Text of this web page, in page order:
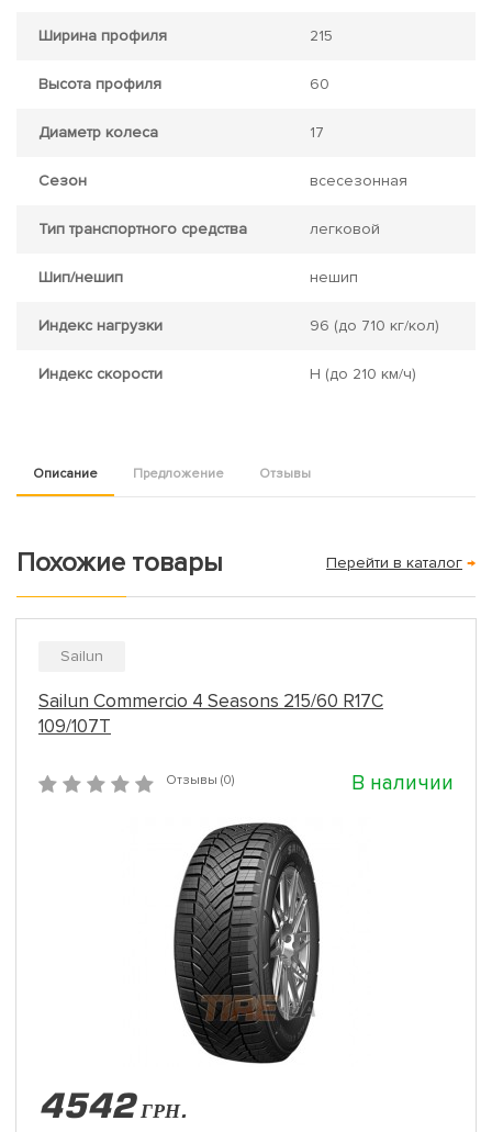
Ширина профиля 215
Высота профиля 60
Диаметр колеса 17
Сезон всесезонная
Тип транспортного средства легковой
Шип/нешип нешип
Индекс нагрузки 96 (до 710 кг/кол)
Индекс скорости H (до 210 км/ч)
Описание Предложение Отзывы
Похожие товары Перейти в каталог →
Sailun
Sailun Commercio 4 Seasons 215/60 R17C
109/107T
Отзывы (0) В наличии
4542 ГРН.